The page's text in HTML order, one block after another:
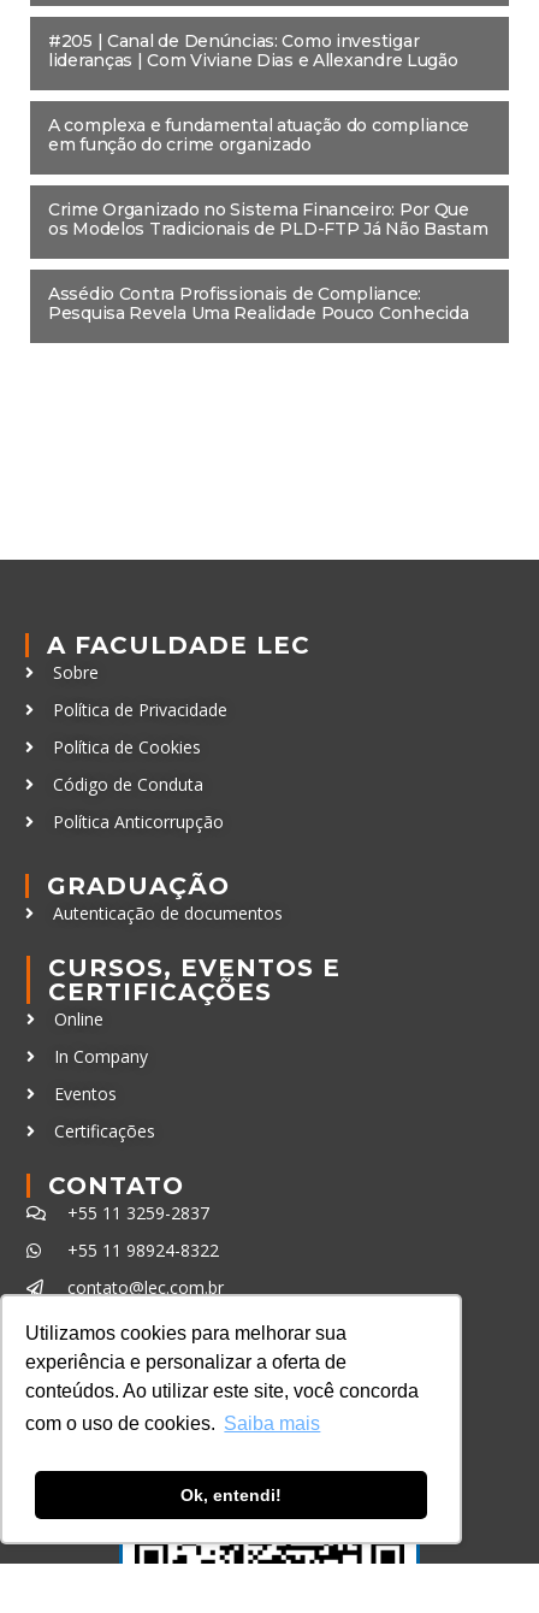
Utilizamos cookies para melhorar sua
experiência e personalizar a oferta de
conteúdos. Ao utilizar este site, você concorda
com o uso de cookies. Saiba mais
Ok, entendi!
#205 | Canal de Denúncias: Como investigar
lideranças | Com Viviane Dias e Allexandre Lugão
A complexa e fundamental atuação do compliance
em função do crime organizado
Crime Organizado no Sistema Financeiro: Por Que
os Modelos Tradicionais de PLD-FTP Já Não Bastam
Assédio Contra Profissionais de Compliance:
Pesquisa Revela Uma Realidade Pouco Conhecida
A FACULDADE LEC
Sobre
Política de Privacidade
Política de Cookies
Código de Conduta
Política Anticorrupção
GRADUAÇÃO
Autenticação de documentos
CURSOS, EVENTOS E
CERTIFICAÇÕES
Online
In Company
Eventos
Certificações
CONTATO
+55 11 3259-2837
+55 11 98924-8322
contato@lec.com.br
Ferramenta Antifraude
Sistema e-MEC